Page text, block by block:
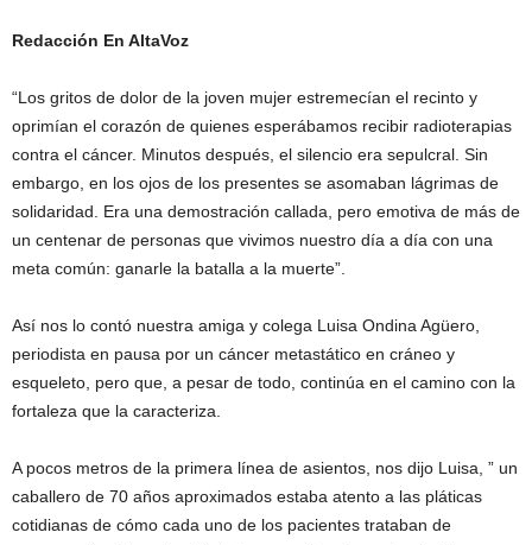
Redacción En AltaVoz
“Los gritos de dolor de la joven mujer estremecían el recinto y
oprimían el corazón de quienes esperábamos recibir radioterapias
contra el cáncer. Minutos después, el silencio era sepulcral. Sin
embargo, en los ojos de los presentes se asomaban lágrimas de
solidaridad. Era una demostración callada, pero emotiva de más de
un centenar de personas que vivimos nuestro día a día con una
meta común: ganarle la batalla a la muerte”.
Así nos lo contó nuestra amiga y colega Luisa Ondina Agüero,
periodista en pausa por un cáncer metastático en cráneo y
esqueleto, pero que, a pesar de todo, continúa en el camino con la
fortaleza que la caracteriza.
A pocos metros de la primera línea de asientos, nos dijo Luisa, ” un
caballero de 70 años aproximados estaba atento a las pláticas
cotidianas de cómo cada uno de los pacientes trataban de